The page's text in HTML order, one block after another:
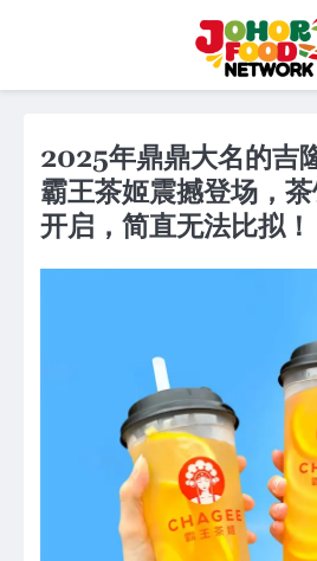
2025年鼎鼎大名的吉
霸王茶姬震撼登场，
开启，简直无法比拟！